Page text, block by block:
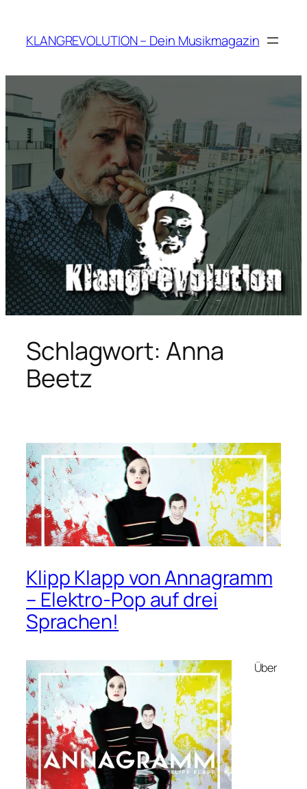
springen
KLANGREVOLUTION – Dein Musikmagazin
Schlagwort: Anna
Beetz
Klipp Klapp von Annagramm
– Elektro-Pop auf drei
Sprachen!
Über